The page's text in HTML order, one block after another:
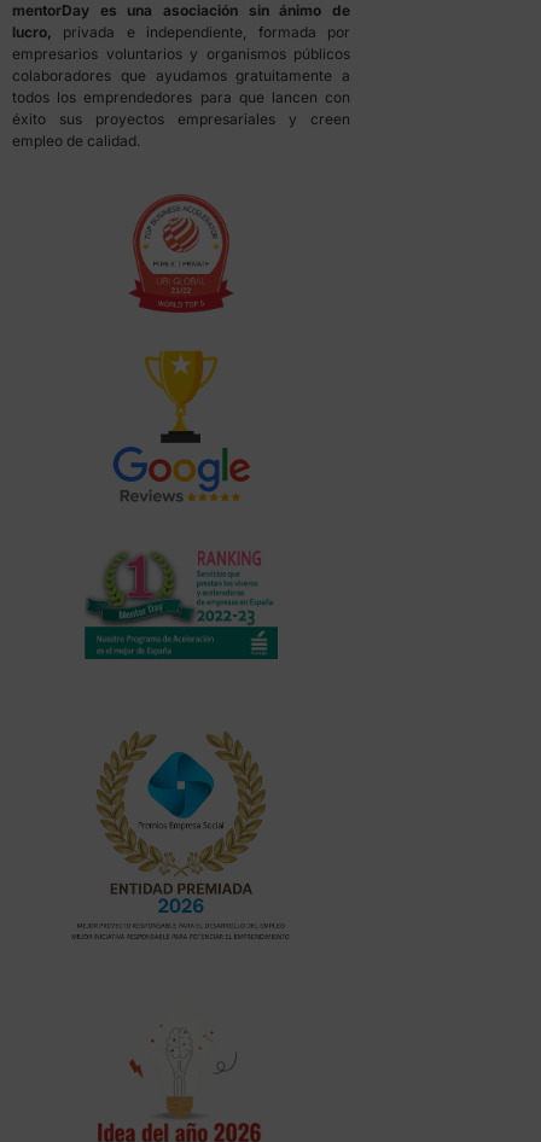
mentorDay es una asociación sin ánimo de
lucro, privada e independiente, formada por
empresarios voluntarios y organismos públicos
colaboradores que ayudamos gratuitamente a
todos los emprendedores para que lancen con
éxito sus proyectos empresariales y creen
empleo de calidad.